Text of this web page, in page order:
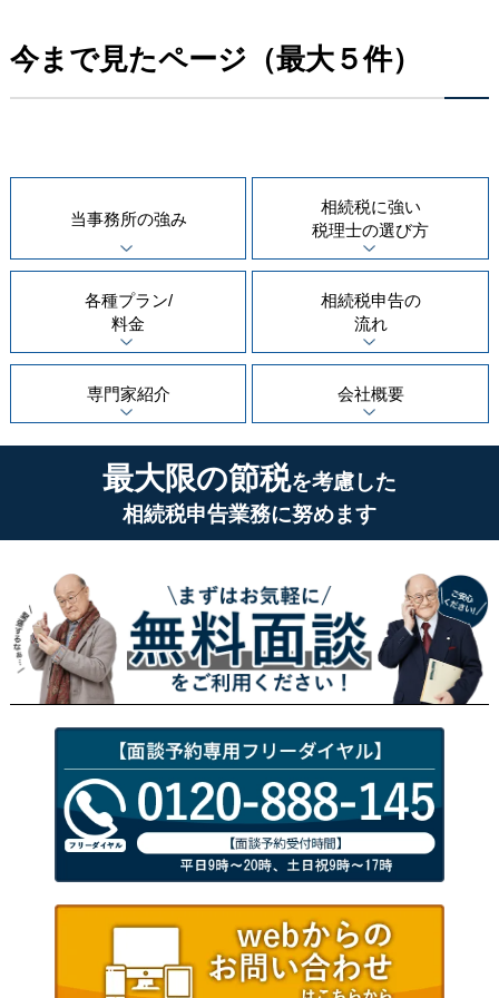
今まで見たページ（最大５件）
当事務所の強み
相続税に強い
税理士の選び方
各種プラン/
料金
相続税申告の
流れ
専門家紹介 会社概要
最大限の節税を考慮した
相続税申告業務に努めます